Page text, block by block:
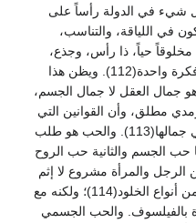
شيء في الدولة رأساً على
يكون في اللياقة، والتناسب،
حياً، ذا رأس، وجذع،
وأطراف، توحدها وتبعث فيها الحياة، فكرة واحدة(112). ويظن هذا
جمال العقل لا جمال الجسم،
مطلق، وأن القوانين التي
تقوم عليها السماوات تفوق النجوم في جمالها(113). والحب هو طلب
حب الجسم والثانية حب الروح
الرجل والمرأة مشروع لا إثم
فيه لأنه وسيلة للتناسل الذي هو نوع من أنواع الخلود(114)؛ ولكنه مع
بالفيلسوف. والحب الجسمي